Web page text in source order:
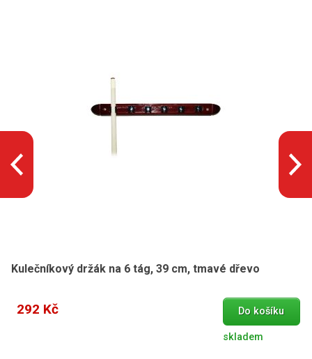
Kulečníkový držák na 6 tág, 39 cm, tmavé dřevo
292 Kč Do košíku
skladem